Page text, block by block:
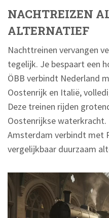
NACHTREIZEN
ALTERNATIEF
Nachttreinen vervangen
tegelijk. Je bespaart een
ÖBB verbindt Nederland
Oostenrijk en Italië,
Deze treinen rijden
Oostenrijkse waterkracht.
Amsterdam verbindt met
vergelijkbaar duurzaam